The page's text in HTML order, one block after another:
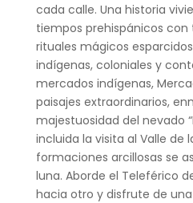
cada calle. Una historia
tiempos prehispánicos
rituales mágicos
indígenas, coloniales y
mercados indígenas,
paisajes extraordinarios,
majestuosidad del nevado
incluida la visita al Valle de
formaciones arcillosas se
luna. Aborde el Teleférico
hacia otro y disfrute de